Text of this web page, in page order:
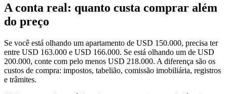
A conta real: quanto custa comprar além
do preço
Se você está olhando um apartamento de USD 150.000, precisa ter
entre USD 163.000 e USD 166.000. Se está olhando um de USD
200.000, conte com pelo menos USD 218.000. A diferença são os
custos de compra: impostos, tabelião, comissão imobiliária, registros
e trâmites.